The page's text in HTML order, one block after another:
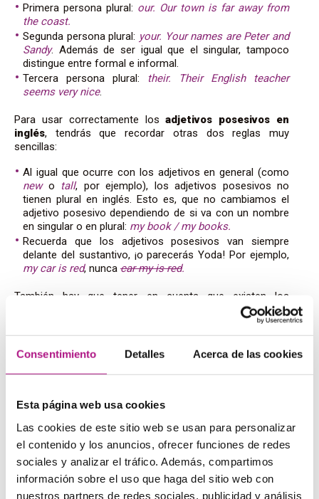
Consentimiento Detalles Acerca de las cookies
Esta página web usa cookies
Las cookies de este sitio web se usan para personalizar
el contenido y los anuncios, ofrecer funciones de redes
sociales y analizar el tráfico. Además, compartimos
información sobre el uso que haga del sitio web con
nuestros partners de redes sociales, publicidad y análisis
Primera persona plural: our. Our town is far away from
the coast.
Segunda persona plural: your. Your names are Peter and
Sandy. Además de ser igual que el singular, tampoco
distingue entre formal e informal.
Tercera persona plural:
their. Their English teacher
seems very nice.
Para usar correctamente losadjetivos posesivos en
inglés, tendrás que recordar otras dos reglas muy
sencillas:
Al igual que ocurre con los adjetivos en general (como
newo tall, por ejemplo), los adjetivos posesivos no
tienen plural en inglés. Esto es, que no cambiamos el
adjetivo posesivo dependiendo de si va con un nombre
en singular o en plural: my book / my books.
Recuerda que los adjetivos posesivos van siempre
delante del sustantivo, ¡o parecerás Yoda! Por ejemplo,
my car is red, nunca car my is red.
También hay que tener en cuenta que existen los
my, your, his, her, its,
. Si quieres saber más sobre este tema,
puedes visitar el artículoPronombres en inglés: I, me
mine…¿Los conoces todos?.
género en inglés
En castellano, los nombres y los adjetivos llevan género, y
el plural aceptado por defecto se hace en masculino. Pero
si te fijas con atención, verás que la situación en inglés es
muy diferente: tanto los sustantivos como los adjetivos